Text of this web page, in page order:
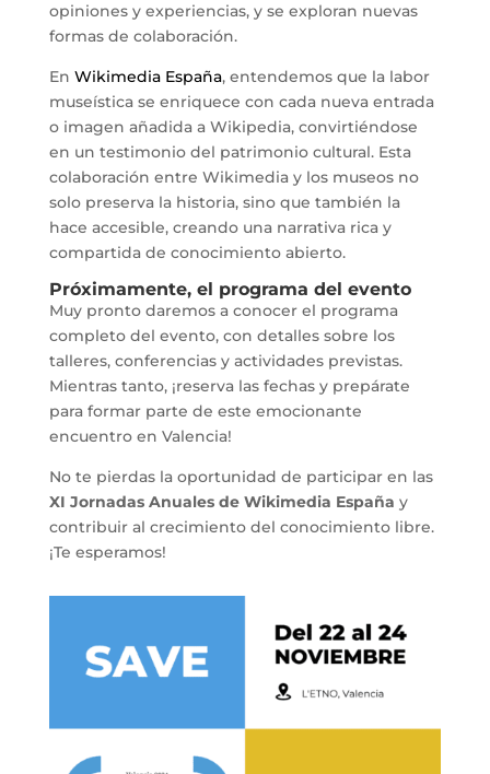
opiniones y experiencias, y se exploran nuevas
formas de colaboración.
En Wikimedia España, entendemos que la labor
museística se enriquece con cada nueva entrada
o imagen añadida a Wikipedia, convirtiéndose
en un testimonio del patrimonio cultural. Esta
colaboración entre Wikimedia y los museos no
solo preserva la historia, sino que también la
hace accesible, creando una narrativa rica y
compartida de conocimiento abierto.
Próximamente, el programa del evento
Muy pronto daremos a conocer el programa
completo del evento, con detalles sobre los
talleres, conferencias y actividades previstas.
Mientras tanto, ¡reserva las fechas y prepárate
para formar parte de este emocionante
encuentro en Valencia!
No te pierdas la oportunidad de participar en las
XI Jornadas Anuales de Wikimedia España y
contribuir al crecimiento del conocimiento libre.
¡Te esperamos!